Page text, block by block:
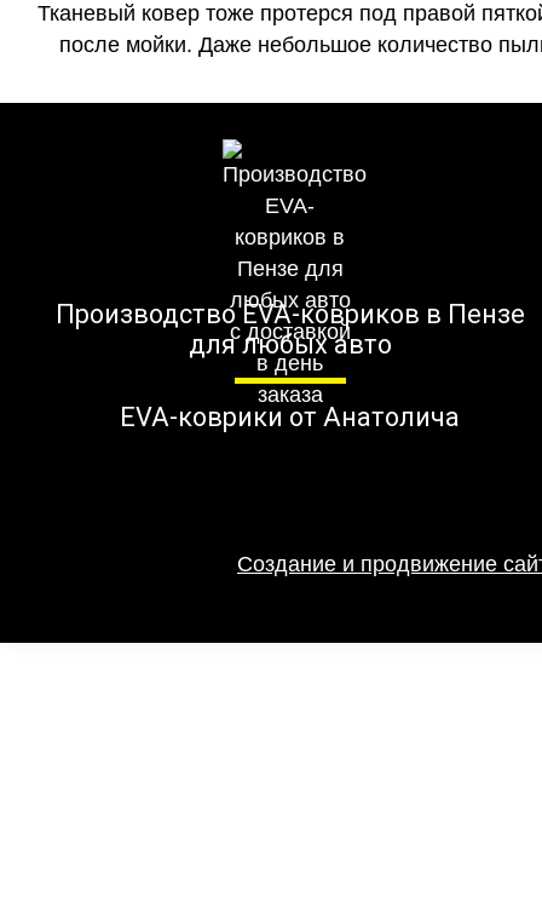
Тканевый ковер тоже протерся под правой
после мойки. Даже небольшое количество
Производство EVA-ковриков в Пензе
для любых авто
EVA-коврики от Анатолича
Создание и продвижение